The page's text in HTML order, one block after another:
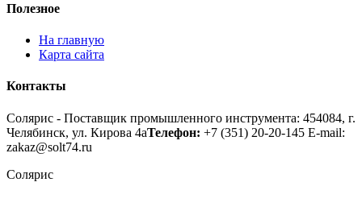
Полезное
На главную
Карта сайта
Контакты
Солярис - Поставщик промышленного инструмента: 454084, г.
Челябинск, ул. Кирова 4аТелефон: +7 (351) 20-20-145 E-mail:
zakaz@solt74.ru
Солярис